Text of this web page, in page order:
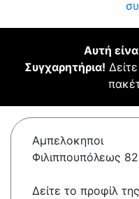
Αυτή
Συγχαρητήρια!
Αμπελοκηποι
Φιλιππουπόλεως 82
Δείτε το προφίλ